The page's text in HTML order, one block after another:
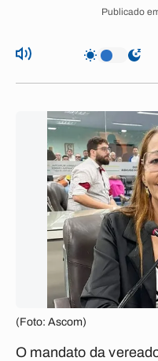
Publicado
(Foto: Ascom)
O mandato da